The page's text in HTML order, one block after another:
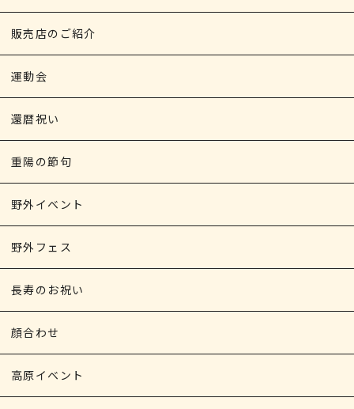
販売店のご紹介
運動会
還暦祝い
重陽の節句
野外イベント
野外フェス
長寿のお祝い
顔合わせ
高原イベント